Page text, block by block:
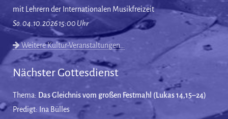
mit Lehrern der Internationalen Musikfreizeit
So. 04.10.2026 15:00 Uhr
Weitere Kultur-Veranstaltungen…
Nächster Gottesdienst
Thema: Das Gleichnis vom großen Festmahl (Lukas 14,15–24)
Predigt: Ina Bülles